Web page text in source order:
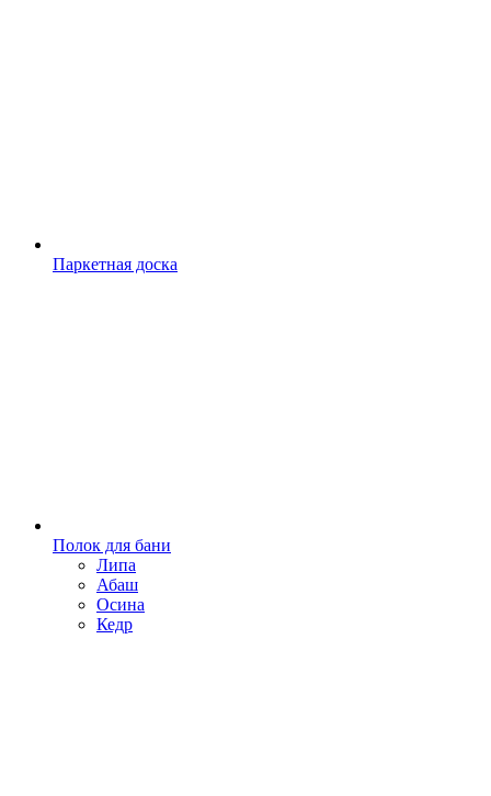
Паркетная доска
Полок для бани
Липа
Абаш
Осина
Кедр